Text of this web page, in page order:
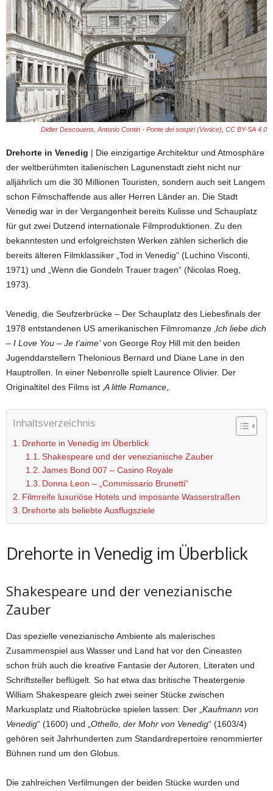
Didier Descouens Antonio Contin - Ponte dei sospiri (Venice) CC BY-SA 4.0
Drehorte in Venedig | Die einzigartige Architektur und Atmosphäre
der weltberühmten italienischen Lagunenstadt zieht nicht nur
alljährlich um die 30 Millionen Touristen, sondern auch seit Langem
schon Filmschaffende aus aller Herren Länder an. Die Stadt
Venedig war in der Vergangenheit bereits Kulisse und Schauplatz
für gut zwei Dutzend internationale Filmproduktionen. Zu den
bekanntesten und erfolgreichsten Werken zählen sicherlich die
bereits älteren Filmklassiker „Tod in Venedig“ (Luchino Visconti,
1971) und „Wenn die Gondeln Trauer tragen“ (Nicolas Roeg,
1973).
Venedig, die Seufzerbrücke – Der Schauplatz des Liebesfinals der
1978 entstandenen US amerikanischen Filmromanze ‚ Ich liebe dich
– I Love You – Je t’aime‘ von George Roy Hill mit den beiden
Jugenddarstellern Thelonious Bernard und Diane Lane in den
Hauptrollen. In einer Nebenrolle spielt Laurence Olivier. Der
Originaltitel des Films ist ‚ A little Romance
Inhaltsverzeichnis
Drehorte in Venedig im Überblick
Shakespeare und der venezianische Zauber
James Bond 007 – Casino Royale
Donna Leon – „Commissario Brunetti“
Filmreife luxuriöse Hotels und imposante Wasserstraßen
Drehorte als beliebte Ausflugsziele
Drehorte in Venedig im Überblick
Shakespeare und der venezianische
Zauber
Das spezielle venezianische Ambiente als malerisches
Zusammenspiel aus Wasser und Land hat vor den Cineasten
schon früh auch die kreative Fantasie der Autoren, Literaten und
Schriftsteller beflügelt. So hat etwa das britische Theatergenie
William Shakespeare gleich zwei seiner Stücke zwischen
Markusplatz und Rialtobrücke spielen lassen: Der „ Kaufmann von
Venedig“ (1600) und „ Othello, der Mohr von Venedig“ (1603/4)
gehören seit Jahrhunderten zum Standardrepertoire renommierter
Bühnen rund um den Globus.
Die zahlreichen Verfilmungen der beiden Stücke wurden und